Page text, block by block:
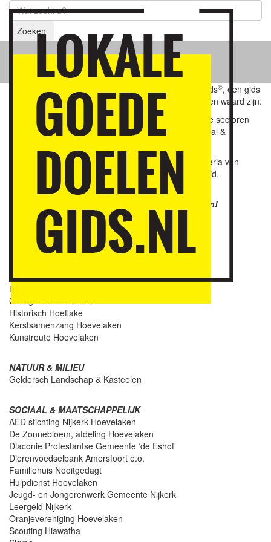
Zoeken
Hoevelaken
Welkom bij de Hoevelakense Lokale Goededoelengids©, een gids
met een keur aan lokale goede doelen die het steunen waard zijn.
In de gids zijn lokale goede doelen opgenomen uit de sectoren
buurt & wijk, kunst & cultuur, natuur & milieu en sociaal &
De vermelde goede doelen voldoen aan strenge criteria van
betrouwbaarheid, doelmatigheid, lokale betrokkenheid,
continuïteit en (sociale) duurzaamheid.
Samen geven we kleur aan Hoevelaken!
BUURT & WIJK
De Stuw Hoevelaken
Dorpsdag Hoevelaken
KUNST & CULTUUR
Bibliotheken Gemeente Nijkerk
Collage Kunstcentrum
Historisch Hoeflake
Kerstsamenzang Hoevelaken
Kunstroute Hoevelaken
NATUUR & MILIEU
Geldersch Landschap & Kasteelen
SOCIAAL & MAATSCHAPPELIJK
AED stichting Nijkerk Hoevelaken
De Zonnebloem, afdeling Hoevelaken
Diaconie Protestantse Gemeente ‘de Eshof’
Dierenvoedselbank Amersfoort e.o.
Familiehuis Nooitgedagt
Hulpdienst Hoevelaken
Jeugd- en Jongerenwerk Gemeente Nijkerk
Leergeld Nijkerk
Oranjevereniging Hoevelaken
Scouting Hiawatha